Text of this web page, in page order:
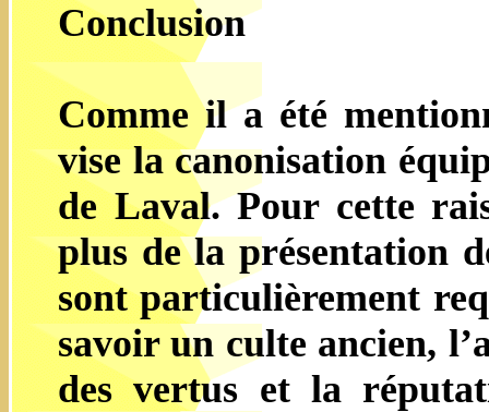
Conclusion
Comme il a été
vise la canonisation
de Laval. Pour cette
plus de la présentation
sont particulièrement
savoir un culte ancien,
des vertus et la